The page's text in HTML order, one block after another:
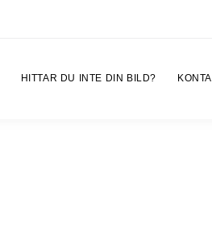
HITTAR DU INTE DIN BILD?